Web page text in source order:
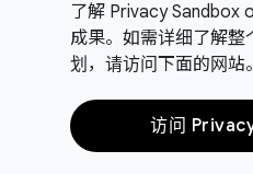
了解 Privacy Sandbox
成果。如需详细了解整
划，请访问下面的网站。
访问